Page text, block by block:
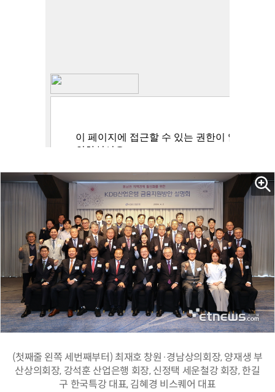
(첫째줄 왼쪽 세번째부터) 최재호 창원·경남상의회장, 양재생 부
산상의회장, 강석훈 산업은행 회장, 신정택 세운철강 회장, 한길
구 한국특강 대표, 김혜경 비스퀘어 대표